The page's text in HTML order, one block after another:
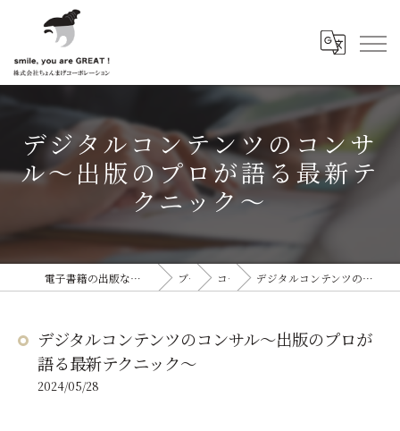
デジタルコンテンツのコンサ
ル～出版のプロが語る最新テ
クニック～
電子書籍の出版なら株式会社ちょんまげコーポレーション ブログ コラム デジタルコンテンツのコンサル～出版のプロが語る最新テクニック～
デジタルコンテンツのコンサル～出版のプロが
語る最新テクニック～
2024/05/28